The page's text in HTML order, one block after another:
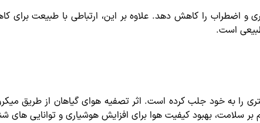
و اضطراب را کاهش دهد. علاوه بر این، ارتباطی با طبیعت
است.
را به خود جلب کرده است. اثر تصفیه هوای گیاهان از طریق
بر سلامت، بهبود کیفیت هوا برای افزایش هوشیاری و توانایی